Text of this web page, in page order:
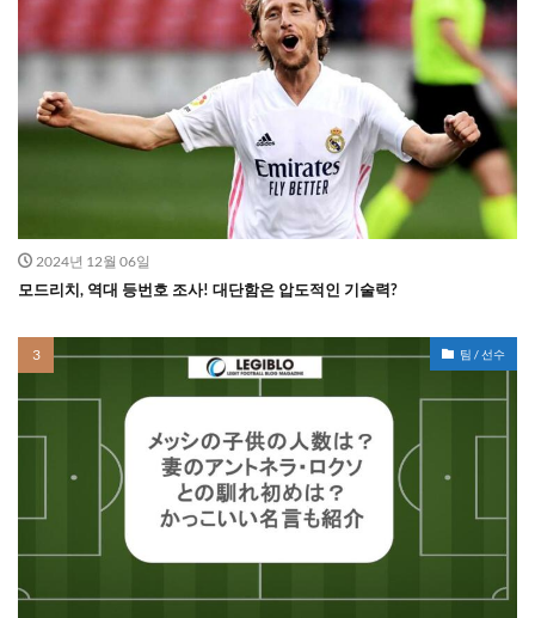
2024년 12월 06일
모드리치, 역대 등번호 조사! 대단함은 압도적인 기술력?
팀 / 선수